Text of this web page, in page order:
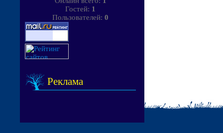
Гостей: 1
Пользователей: 0
Реклама